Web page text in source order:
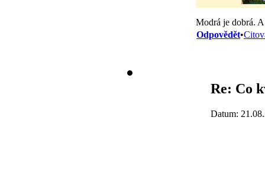
Modrá je dobrá.
Odpovědět•
Re: Co
Datum: